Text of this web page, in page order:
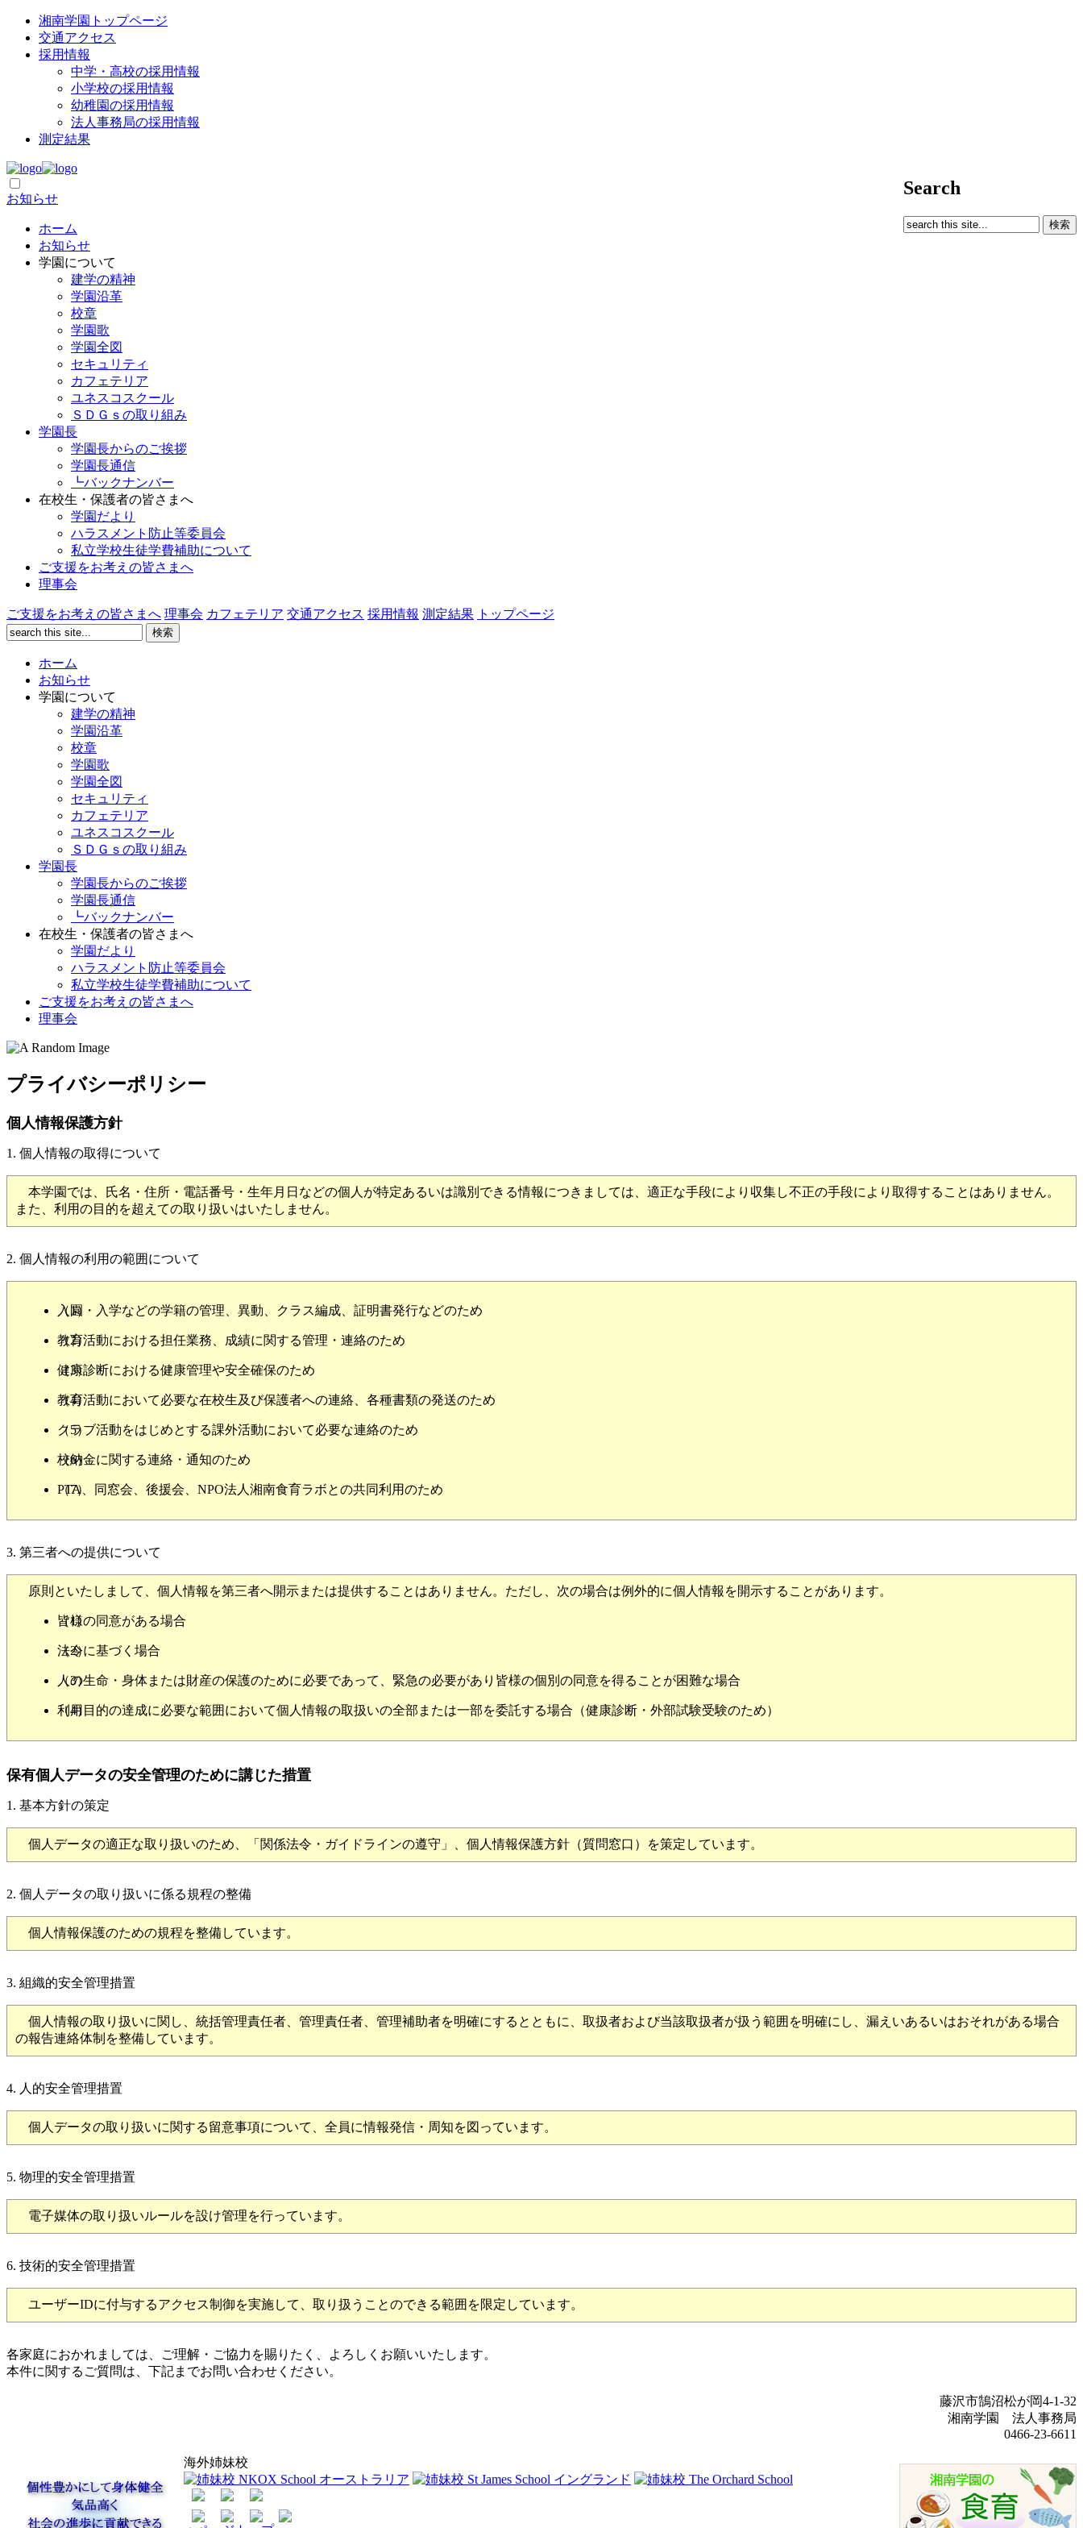
湘南学園トップページ
交通アクセス
採用情報
中学・高校の採用情報
小学校の採用情報
幼稚園の採用情報
法人事務局の採用情報
測定結果
Search
お知らせ
ホーム
お知らせ
学園について
建学の精神
学園沿革
校章
学園歌
学園全図
セキュリティ
カフェテリア
ユネスコスクール
ＳＤＧｓの取り組み
学園長
学園長からのご挨拶
学園長通信
┗バックナンバー
在校生・保護者の皆さまへ
学園だより
ハラスメント防止等委員会
私立学校生徒学費補助について
ご支援をお考えの皆さまへ
理事会
ご支援をお考えの皆さまへ 理事会 カフェテリア 交通アクセス 採用情報 測定結果 トップページ
ホーム
お知らせ
学園について
建学の精神
学園沿革
校章
学園歌
学園全図
セキュリティ
カフェテリア
ユネスコスクール
ＳＤＧｓの取り組み
学園長
学園長からのご挨拶
学園長通信
┗バックナンバー
在校生・保護者の皆さまへ
学園だより
ハラスメント防止等委員会
私立学校生徒学費補助について
ご支援をお考えの皆さまへ
理事会
プライバシーポリシー
個人情報保護方針
1. 個人情報の取得について
本学園では、氏名・住所・電話番号・生年月日などの個人が特定あるいは識別できる情報につきましては、適正な手段により収集し不正の手段により取得することはありません。
また、利用の目的を超えての取り扱いはいたしません。
2. 個人情報の利用の範囲について
（1）
入園・入学などの学籍の管理、異動、クラス編成、証明書発行などのため
（2）
教育活動における担任業務、成績に関する管理・連絡のため
（3）
健康診断における健康管理や安全確保のため
（4）
教育活動において必要な在校生及び保護者への連絡、各種書類の発送のため
（5）
クラブ活動をはじめとする課外活動において必要な連絡のため
（6）
校納金に関する連絡・通知のため
（7）
PTA、同窓会、後援会、NPO法人湘南食育ラボとの共同利用のため
3. 第三者への提供について
原則といたしまして、個人情報を第三者へ開示または提供することはありません。ただし、次の場合は例外的に個人情報を開示することがあります。
（1）
皆様の同意がある場合
（2）
法令に基づく場合
（3）
人の生命・身体または財産の保護のために必要であって、緊急の必要があり皆様の個別の同意を得ることが困難な場合
（4）
利用目的の達成に必要な範囲において個人情報の取扱いの全部または一部を委託する場合（健康診断・外部試験受験のため）
保有個人データの安全管理のために講じた措置
1. 基本方針の策定
個人データの適正な取り扱いのため、「関係法令・ガイドラインの遵守」、個人情報保護方針（質問窓口）を策定しています。
2. 個人データの取り扱いに係る規程の整備
個人情報保護のための規程を整備しています。
3. 組織的安全管理措置
個人情報の取り扱いに関し、統括管理責任者、管理責任者、管理補助者を明確にするとともに、取扱者および当該取扱者が扱う範囲を明確にし、漏えいあるいはおそれがある場合
の報告連絡体制を整備しています。
4. 人的安全管理措置
個人データの取り扱いに関する留意事項について、全員に情報発信・周知を図っています。
5. 物理的安全管理措置
電子媒体の取り扱いルールを設け管理を行っています。
6. 技術的安全管理措置
ユーザーIDに付与するアクセス制御を実施して、取り扱うことのできる範囲を限定しています。
各家庭におかれましては、ご理解・ご協力を賜りたく、よろしくお願いいたします。
本件に関するご質問は、下記までお問い合わせください。
藤沢市鵠沼松が岡4-1-32
湘南学園 法人事務局
0466-23-6611
海外姉妹校